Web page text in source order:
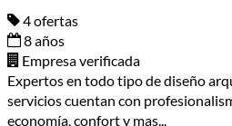
4 ofertas
8 años
Empresa verificada
Expertos en todo tipo de diseño
servicios cuentan con
economía, confort y mas...